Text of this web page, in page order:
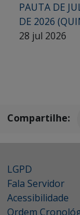
PAUTA DE
DE 2026
28 jul 2026
Compartilhe:
LGPD
Fala Servidor
Acessibilidade
Ordem